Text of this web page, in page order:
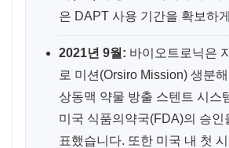
은 DAPT 사용 기간을 확보하
2021년 9월: 바이오트로닉은
로 미션(Orsiro Mission) 생분
상동맥 약물 방출 스텐트 시스
미국 식품의약국(FDA)의 승인
표했습니다. 또한 미국 내 첫